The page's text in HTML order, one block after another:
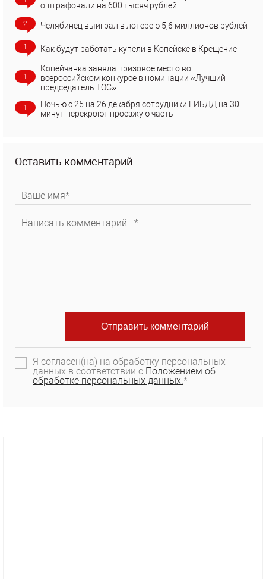
оштрафовали на 600 тысяч рублей
2 Челябинец выиграл в лотерею 5,6 миллионов рублей
1 Как будут работать купели в Копейске в Крещение
1
Копейчанка заняла призовое место во
всероссийском конкурсе в номинации «Лучший
председатель ТОС»
1
Ночью с 25 на 26 декабря сотрудники ГИБДД на 30
минут перекроют проезжую часть
Оставить комментарий
Я согласен(на) на обработку персональных
данных в соответствии с Положением об
обработке персональных данных.*